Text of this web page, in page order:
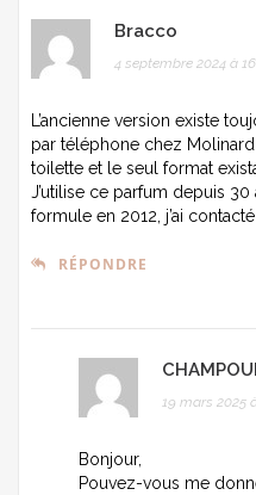
Bracco
4 septembre 2024 à
L’ancienne version existe
par téléphone chez Molinard
toilette et le seul format
J’utilise ce parfum depuis
formule en 2012, j’ai
RÉPONDRE
19 mars 2025
Bonjour,
Pouvez-vous me